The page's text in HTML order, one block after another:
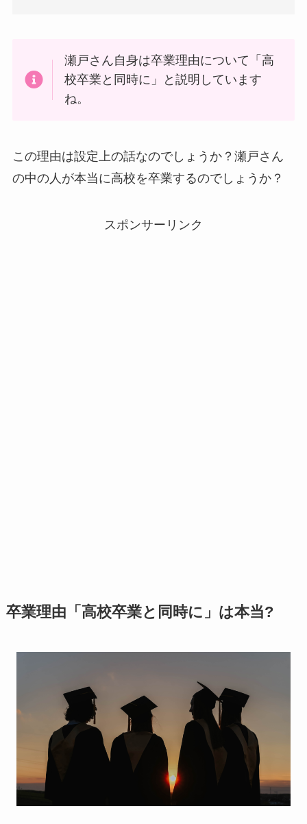
瀬戸さん自身は卒業理由について「高
校卒業と同時に」と説明しています
ね。
この理由は設定上の話なのでしょうか？瀬戸さん
の中の人が本当に高校を卒業するのでしょうか？
スポンサーリンク
卒業理由「高校卒業と同時に」は本当?